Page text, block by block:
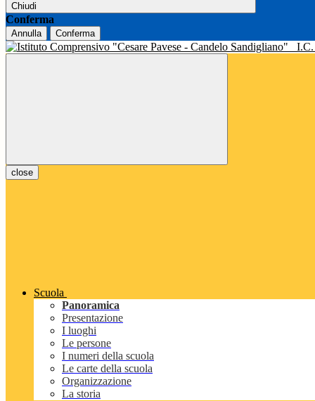
Chiudi
Conferma
Annulla Conferma
I.C.
close
Scuola
Panoramica
Presentazione
I luoghi
Le persone
I numeri della scuola
Le carte della scuola
Organizzazione
La storia